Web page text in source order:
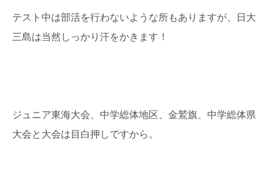
テスト中は部活を行わないような所もありますが、日大
三島は当然しっかり汗をかきます！
ジュニア東海大会、中学総体地区、金鷲旗、中学総体県
大会と大会は目白押しですから。